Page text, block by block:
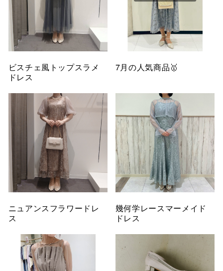
ビスチェ風トップスラメ
ドレス
7月の人気商品🥇
ニュアンスフラワードレ
ス
幾何学レースマーメイド
ドレス